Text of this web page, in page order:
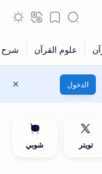
الدخول
تويتر شوبي